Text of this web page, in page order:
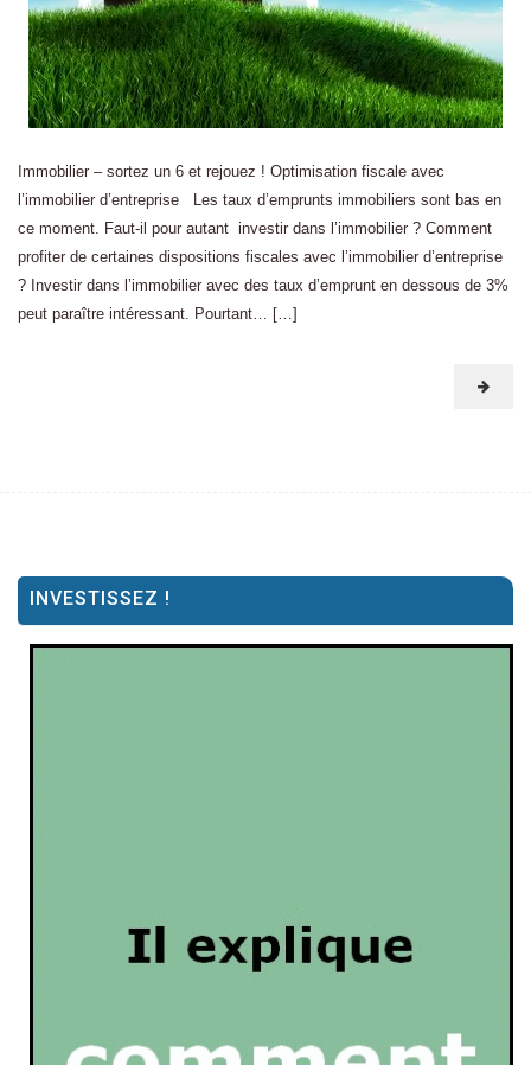
Immobilier – sortez un 6 et rejouez ! Optimisation fiscale avec
l’immobilier d’entreprise Les taux d’emprunts immobiliers sont bas en
ce moment. Faut-il pour autant investir dans l’immobilier ? Comment
profiter de certaines dispositions fiscales avec l’immobilier d’entreprise
? Investir dans l’immobilier avec des taux d’emprunt en dessous de 3%
peut paraître intéressant. Pourtant… […]
INVESTISSEZ !